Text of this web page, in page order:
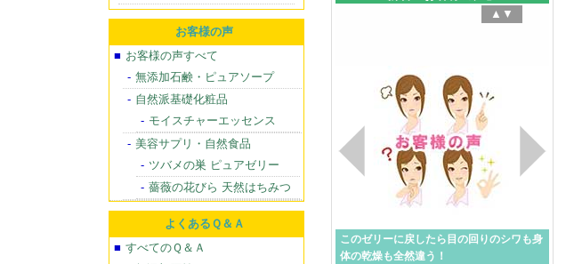
お客様の声
お客様の声すべて
無添加石鹸・ピュアソープ
自然派基礎化粧品
モイスチャーエッセンス
美容サプリ・自然食品
ツバメの巣 ピュアゼリー
薔薇の花びら 天然はちみつ
よくあるＱ＆Ａ
すべてのＱ＆Ａ
3月上旬【楽天お買い物マラ
ニュース
このゼリーに戻したら目の回りのシワも身
体の乾燥も全然違う！
▲▼